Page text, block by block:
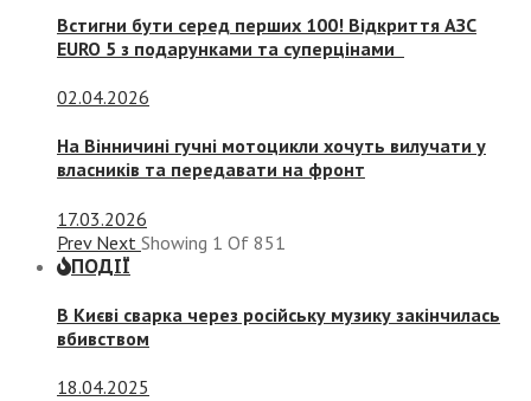
Встигни бути серед перших 100! Відкриття АЗС
EURO 5 з подарунками та суперцінами
02.04.2026
На Вінничині гучні мотоцикли хочуть вилучати у
власників та передавати на фронт
17.03.2026
Prev Next Showing 1 Of 851
ПОДІЇ
В Києві сварка через російську музику закінчилась
вбивством
18.04.2025